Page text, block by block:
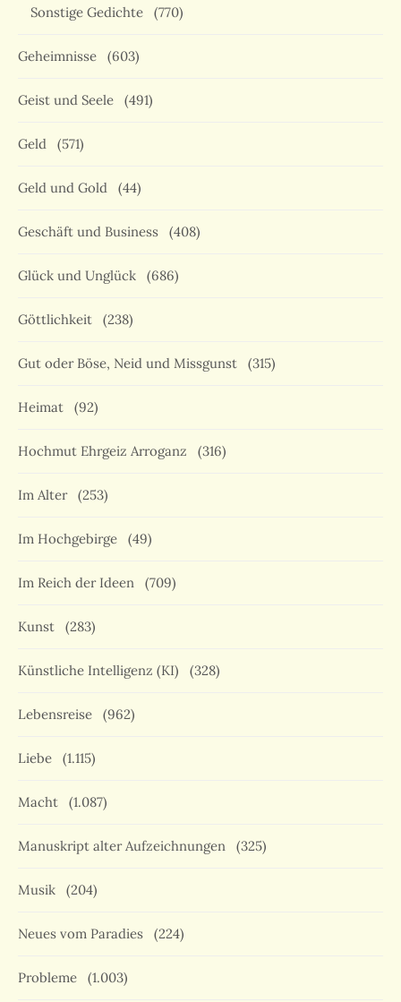
Sonstige Gedichte (770)
Geheimnisse (603)
Geist und Seele (491)
Geld (571)
Geld und Gold (44)
Geschäft und Business (408)
Glück und Unglück (686)
Göttlichkeit (238)
Gut oder Böse, Neid und Missgunst (315)
Heimat (92)
Hochmut Ehrgeiz Arroganz (316)
Im Alter (253)
Im Hochgebirge (49)
Im Reich der Ideen (709)
Kunst (283)
Künstliche Intelligenz (KI) (328)
Lebensreise (962)
Liebe (1.115)
Macht (1.087)
Manuskript alter Aufzeichnungen (325)
Musik (204)
Neues vom Paradies (224)
Probleme (1.003)